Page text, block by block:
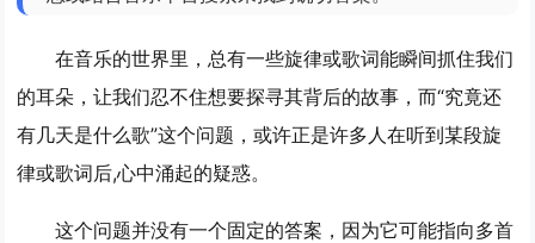
在音乐的世界里，总有一些旋律或歌词能瞬间抓住我们
的耳朵，让我们忍不住想要探寻其背后的故事，而“究竟还
有几天是什么歌”这个问题，或许正是许多人在听到某段旋
律或歌词后,心中涌起的疑惑。
这个问题并没有一个固定的答案，因为它可能指向多首